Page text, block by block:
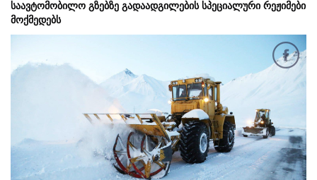
საავტომობილო გზებზე გადაადგილების სპეციალური რეჟიმები
მოქმედებს